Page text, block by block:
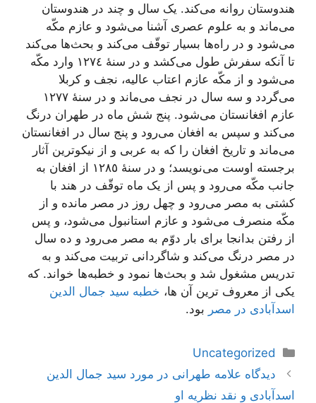
هندوستان روانه می‌کند. یک سال و چند در هندوستان
می‌ماند و به علوم عصری آشنا می‌شود و عازم مکّه
می‌شود و در راه‌ها بسیار توقّف می‌کند و بحث‌ها می‌کند
تا آنکه سفرش طول می‌کشد و در سنۀ ١٢٧٤ وارد مکّه
می‌شود و از مکّه عازم اعتاب عالیه، نجف و کربلا
می‌گردد و سه سال در نجف می‌ماند و در سنۀ ١٢٧٧
عازم افغانستان می‌شود. پنج شش ماه در طهران درنگ
می‌کند و سپس به افغان می‌رود و پنج سال در افغانستان
می‌ماند و تاریخ افغان را که به عربی و از نیکوترین آثار
برجسته اوست می‌نویسد؛ و در سنۀ ١٢٨٥ از افغان به
جانب مکّه می‌رود و پس از یک ماه توقّف در هند با
کشتی به مصر می‌رود و چهل روز در مصر مانده و از
مکّه منصرف می‌شود و عازم استانبول می‌شود، و پس
از رفتن بدانجا برای بار دوّم به مصر می‌رود و ده سال
در مصر درنگ می‌کند و شاگردانی تربیت می‌کند و به
تدریس مشغول شد و بحث‌ها نمود و خطبه‌ها خواند. که
یکی از معروف ترین آن ها، خطبه سید جمال الدین
اسدآبادی در مصر بود.
دسته‌ها
Uncategorized
ناوبری
نوشته‌ها
دیدگاه علامه طهرانی در مورد سید جمال الدین
اسدآبادی و نقد نظریه او